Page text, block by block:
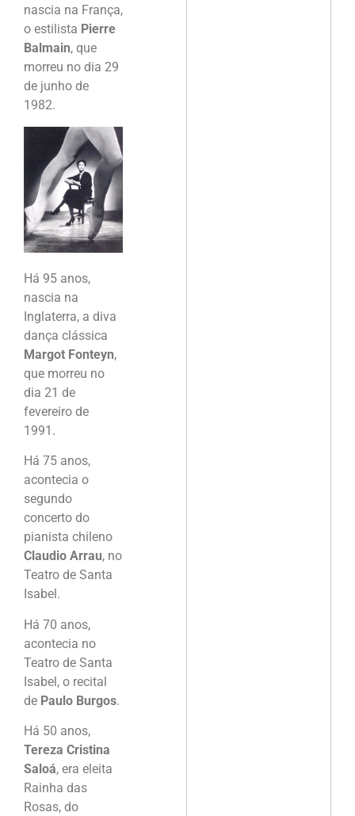
nascia na França,
o estilista Pierre
Balmain, que
morreu no dia 29
de junho de
1982.
Há 95 anos,
nascia na
Inglaterra, a diva
dança clássica
Margot Fonteyn,
que morreu no
dia 21 de
fevereiro de
1991.
Há 75 anos,
acontecia o
segundo
concerto do
pianista chileno
Claudio Arrau, no
Teatro de Santa
Isabel.
Há 70 anos,
acontecia no
Teatro de Santa
Isabel, o recital
de Paulo Burgos.
Há 50 anos,
Tereza Cristina
Saloá, era eleita
Rainha das
Rosas, do